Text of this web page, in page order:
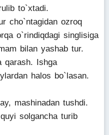
to`xtadi.
cho`ntagidan ozroq
o`rindiqdagi singlisiga
bilan yashab tur.
qarash. Ishga
halos bo`lasan.
mashinadan tushdi.
solgancha turib